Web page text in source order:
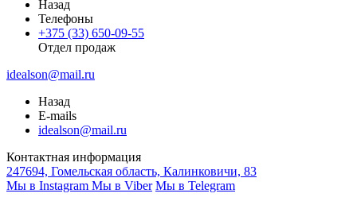
Назад
Телефоны
+375 (33) 650-09-55
Отдел продаж
idealson@mail.ru
Назад
E-mails
idealson@mail.ru
Контактная информация
247694, Гомельская область, Калинковичи, 83
Мы в Instagram Мы в Viber Мы в Telegram